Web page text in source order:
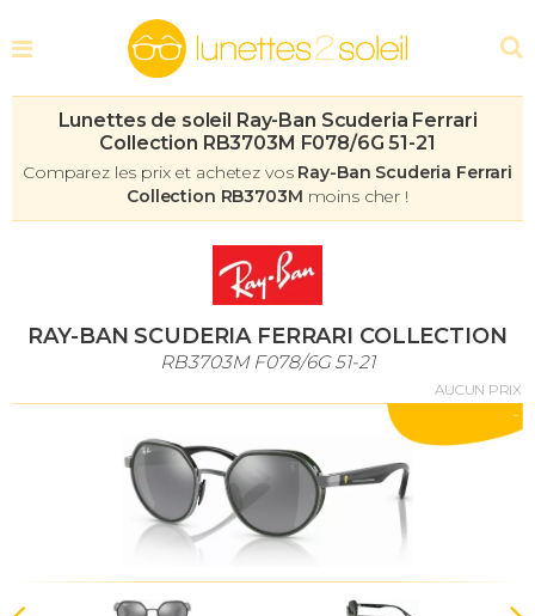
Lunettes de soleil Ray-Ban Scuderia Ferrari
Collection RB3703M F078/6G 51-21
Comparez les prix et achetez vos Ray-Ban Scuderia Ferrari
Collection RB3703M moins cher !
RAY-BAN SCUDERIA FERRARI COLLECTION
RB3703M F078/6G 51-21
AUCUN PRIX
-